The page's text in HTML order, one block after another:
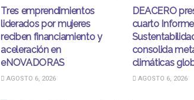
Tres emprendimientos
liderados por mujeres
reciben financiamiento y
aceleración en
eNOVADORAS
AGOSTO 6, 2026
DEACERO
cuarto
consolida
climáticas
AGOSTO 6, 2026